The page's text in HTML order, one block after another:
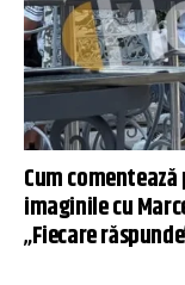
Cum
imaginile cu
„Fiecare